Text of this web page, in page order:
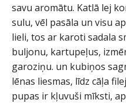
savu aromātu. Katlā lej
sulu, vēl pasāla un visu
lieli, tos ar karoti sadala
buljonu, kartupeļus,
garoziņu. un kubiņos
lēnas liesmas, līdz cāļa
pupas ir kļuvuši mīksti,